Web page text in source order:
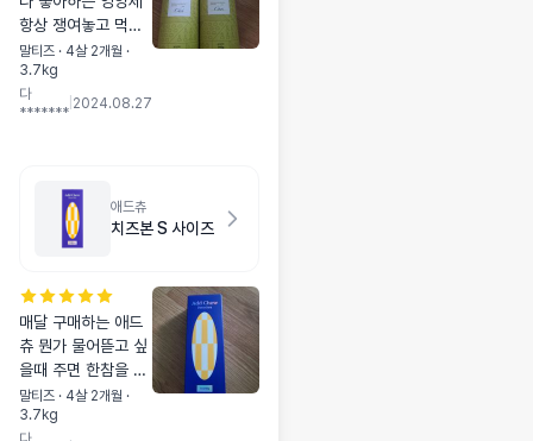
항상 쟁여놓고 먹는
다롱이 영양제 영향
도 좋고 기호성도 너
무 좋아요
말티즈 · 4살 2개월 ·
3.7kg
다
*******
2024.08.27
애드츄
치즈본 S 사이즈
매달 구매하는 애드
츄 뭔가 물어뜯고 싶
을때 주면 한참을 가
지고 잘 놀아요 부스
러기도 없고 오래 먹
말티즈 · 4살 2개월 ·
3.7kg